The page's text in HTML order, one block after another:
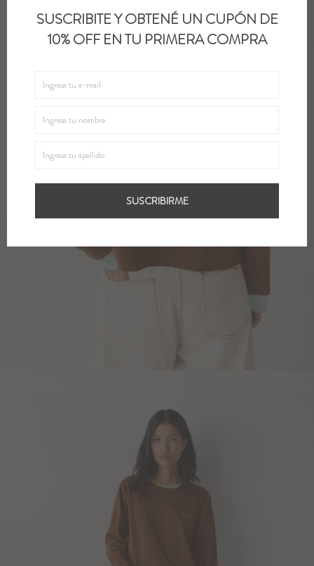
SUSCRIBITE Y OBTENÉ UN CUPÓN DE
10% OFF EN TU PRIMERA COMPRA
SUSCRIBIRME